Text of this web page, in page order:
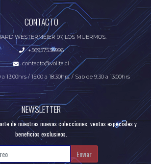
CONTACTO
WESTERMEIER 97, LOS MUERMOS.
+56957536996
contacto@vollta.cl
13:00hrs / 15:00 a 18:30hrs. / Sab de 9:30 a 13:00hrs
NEWSLETTER
de nuestras nuevas colecciones, ventas especiales y
beneficios exclusivos.
Enviar